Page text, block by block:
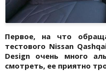
Первое, на что
тестового Nissan
Design очень много
смотреть, ее приятно